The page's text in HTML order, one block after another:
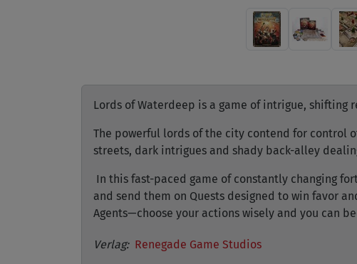
Lords of Waterdeep is a game of intrigue, shifting
The powerful lords of the city contend for control
streets, dark intrigues and shady back-alley
In this fast-paced game of constantly changing
and send them on Quests designed to win favor
Agents—choose your actions wisely and you can
Verlag: Renegade Game Studios